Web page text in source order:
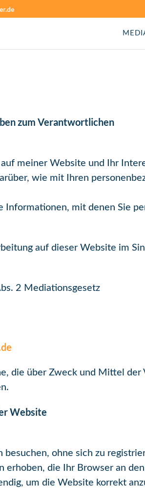
zum Verantwortlichen
meiner Website und Ihr
wie mit Ihren
Informationen, mit denen Sie
auf dieser Website im
2 Mediationsgesetz
die über Zweck und Mittel
Website
besuchen, ohne sich zu
erhoben, die Ihr Browser an
um die Website korrekt